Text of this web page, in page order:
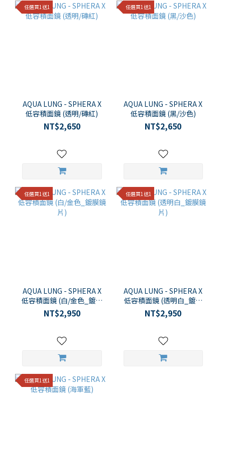
任選買1送1
AQUA LUNG - SPHERA X
低容積面鏡 (透明/磚紅)
NT$2,650
任選買1送1
AQUA LUNG - SPHERA X
低容積面鏡 (黑/沙色)
NT$2,650
任選買1送1
AQUA LUNG - SPHERA X
低容積面鏡 (白/金色_鍍膜
鏡片)
NT$2,950
任選買1送1
AQUA LUNG - SPHERA X
低容積面鏡 (透明白_鍍膜
鏡片)
NT$2,950
任選買1送1